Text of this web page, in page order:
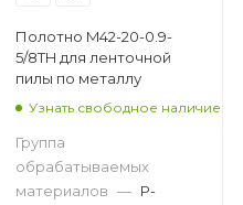
Полотно M42-20-0.9-
5/8TH для ленточной
пилы по металлу
Узнать свободное наличие
Группа
обрабатываемых
материалов — P-